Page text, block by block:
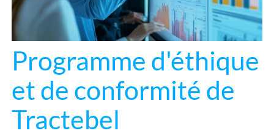
Programme d'éthique
et de conformité de
Tractebel